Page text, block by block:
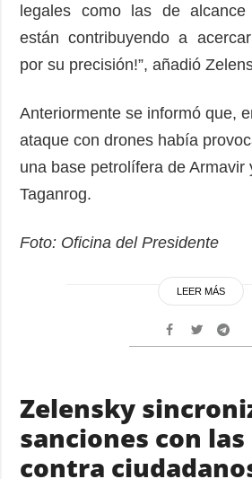
legales como las de
están contribuyendo a
por su precisión!”, añadió
Anteriormente se informó que,
ataque con drones había
una base petrolífera de Armavir
Taganrog.
Foto: Oficina del Presidente
LEER MÁS
Zelensky
sanciones con las
contra